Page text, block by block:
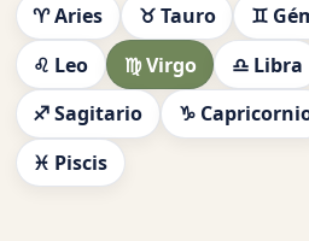
♈ Aries ♉ Tauro ♊
♌ Leo
♍ Virgo ♎ Libra
♐ Sagitario
♑
♓ Piscis